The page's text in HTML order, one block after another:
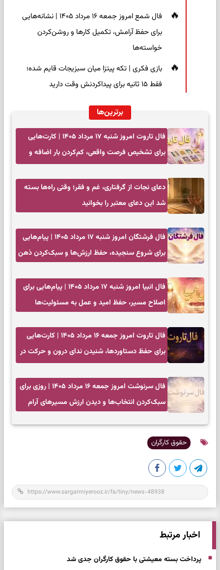
فال شمع امروز جمعه ۱۶ مرداد ۱۴۰۵ | نشانه‌هایی
برای حفظ آرامش، تکمیل کارها و روشن‌کردن
خواسته‌ها
بازی فکری | تکه پیتزا میان سبزیجات قایم شده؛
فقط ۱۵ ثانیه برای پیداکردنش وقت دارید
برترین‌ها
فال تاروت امروز شنبه ۱۷ مرداد ۱۴۰۵ | کارت‌هایی
برای تشخیص فرصت واقعی، کم‌کردن بار اضافه و
دعای نجات از گرفتاری، غم و فقر؛ وقتی راه‌ها بسته
شد این دعای معتبر را بخوانید
فال فرشتگان امروز شنبه ۱۷ مرداد ۱۴۰۵ | پیام‌هایی
برای شروع سنجیده، حفظ ارزش‌ها و سبک‌کردن ذهن
فال انبیا امروز شنبه ۱۷ مرداد ۱۴۰۵ | پیام‌هایی برای
اصلاح مسیر، حفظ امید و عمل به مسئولیت‌ها
فال تاروت امروز جمعه ۱۶ مرداد ۱۴۰۵ | کارت‌هایی
برای حفظ دستاوردها، شنیدن ندای درون و حرکت در
فال سرنوشت امروز جمعه ۱۶ مرداد ۱۴۰۵ | روزی برای
سبک‌کردن انتخاب‌ها و دیدن ارزش مسیرهای آرام
حقوق کارگران
اخبار مرتبط
پرداخت بسته معیشتی با حقوق کارگران جدی شد